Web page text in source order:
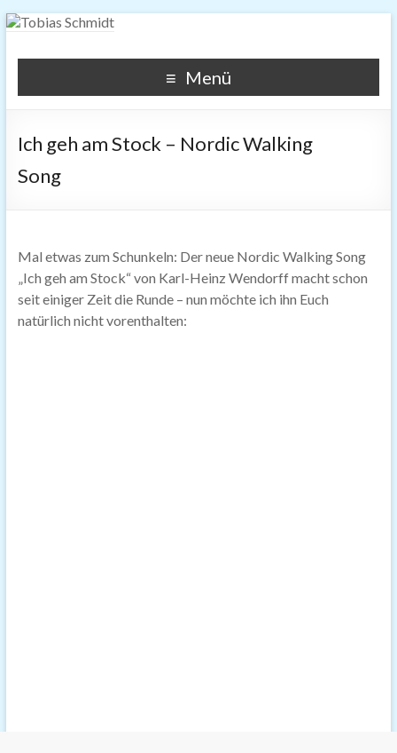
Tobias Schmidt
This is about photography, pictures, SEO, SEM, widgets and
other digital topics.
Menü
Ich geh am Stock – Nordic Walking
Song
Mal etwas zum Schunkeln: Der neue Nordic Walking Song
„Ich geh am Stock“ von Karl-Heinz Wendorff macht schon
seit einiger Zeit die Runde – nun möchte ich ihn Euch
natürlich nicht vorenthalten: